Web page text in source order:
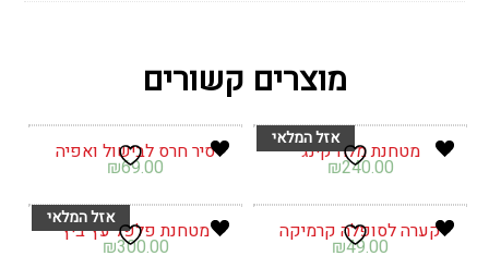
מוצרים קשורים
מטחנת מלח קינג
₪240.00
סיר חרס לבישול ואפיה
₪69.00
קערה לסופלה קרמיקה
₪49.00
מטחנת פלפל עץ ביץ
₪300.00